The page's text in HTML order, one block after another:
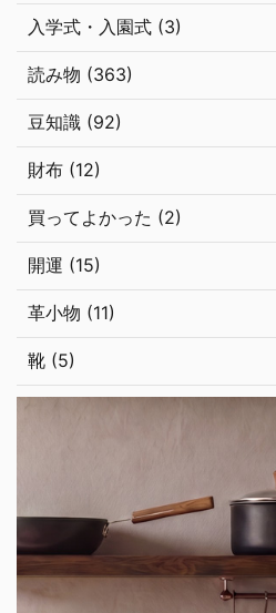
入学式・入園式 (3)
読み物 (363)
豆知識 (92)
財布 (12)
買ってよかった (2)
開運 (15)
革小物 (11)
靴 (5)